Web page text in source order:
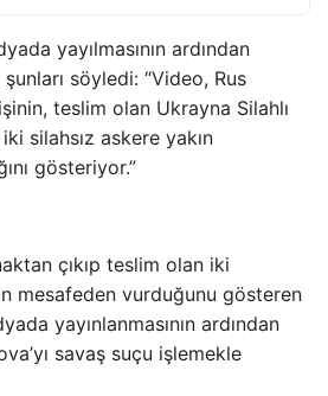
yayılmasının ardından
şunları söyledi: “Video, Rus
teslim olan Ukrayna Silahlı
silahsız askere yakın
gösteriyor.”
çıkıp teslim olan iki
mesafeden vurduğunu gösteren
yayınlanmasının ardından
savaş suçu işlemekle